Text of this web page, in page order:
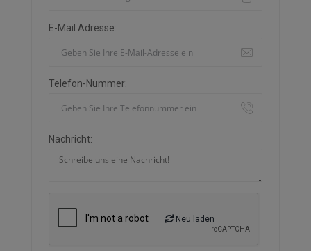
E-Mail Adresse:
Telefon-Nummer:
Nachricht:
Neu laden